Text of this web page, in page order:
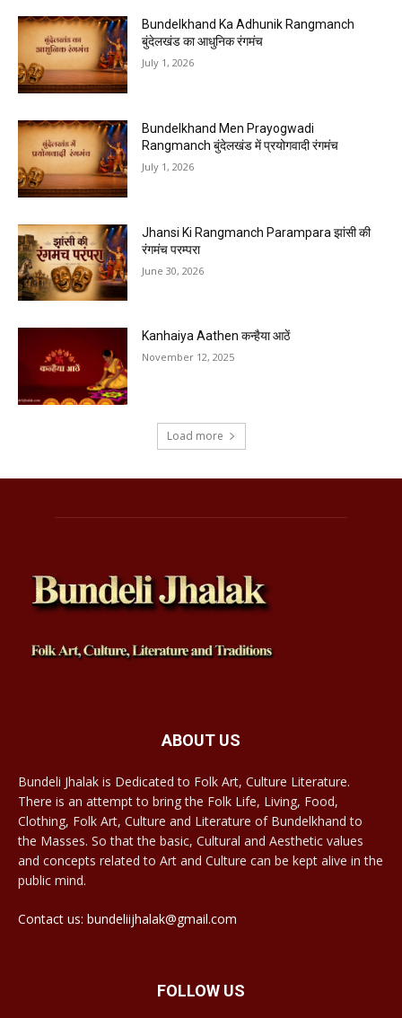
Bundelkhand Ka Adhunik Rangmanch
बुंदेलखंड का आधुनिक रंगमंच
July 1, 2026
Bundelkhand Men Prayogwadi
Rangmanch बुंदेलखंड में प्रयोगवादी रंगमंच
July 1, 2026
Jhansi Ki Rangmanch Parampara झांसी की
रंगमंच परम्परा
June 30, 2026
Kanhaiya Aathen कन्हैया आठें
November 12, 2025
Load more
ABOUT US
Bundeli Jhalak is Dedicated to Folk Art, Culture Literature.
There is an attempt to bring the Folk Life, Living, Food,
Clothing, Folk Art, Culture and Literature of Bundelkhand to
the Masses. So that the basic, Cultural and Aesthetic values
and concepts related to Art and Culture can be kept alive in the
public mind.
Contact us: bundeliijhalak@gmail.com
FOLLOW US